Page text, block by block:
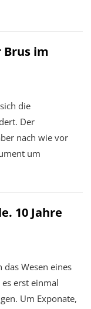
Brus im
die
Der
nach wie vor
um
10 Jahre
Wesen eines
erst einmal
Um Exponate,